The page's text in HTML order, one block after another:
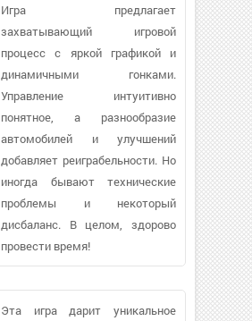
Игра предлагает
захватывающий игровой
процесс с яркой графикой и
динамичными гонками.
Управление интуитивно
понятное, а разнообразие
автомобилей и улучшений
добавляет реиграбельности. Но
иногда бывают технические
проблемы и некоторый
дисбаланс. В целом, здорово
провести время!
Эта игра дарит уникальное